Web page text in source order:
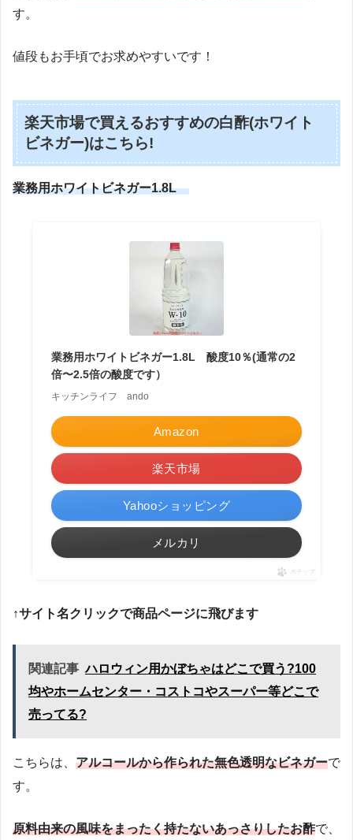
す。
値段もお手頃でお求めやすいです！
楽天市場で買えるおすすめの白酢(ホワイト
ビネガー)はこちら!
業務用ホワイトビネガー1.8L
業務用ホワイトビネガー1.8L 酸度10％(通常の2
倍〜2.5倍の酸度です）
キッチンライフ ando
Amazon
楽天市場
Yahooショッピング
メルカリ
ポチップ
↑サイト名クリックで商品ページに飛びます
関連記事 ハロウィン用かぼちゃはどこで買う?100
均やホームセンター・コストコやスーパー等どこで
売ってる?
こちらは、 アルコールから作られた無色透明なビネガーで
す。
原料由来の風味をまったく持たないあっさりしたお酢で、